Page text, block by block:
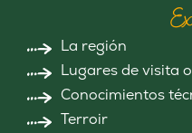
La región
Lugares de visita
Conocimientos
Terroir